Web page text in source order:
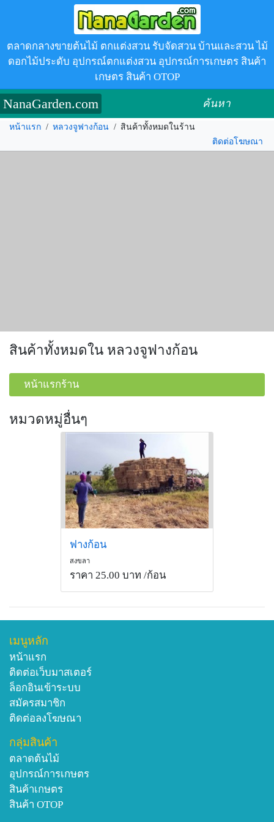
ตลาดกลางขายต้นไม้ ตกแต่งสวน รับจัดสวน บ้านและสวน ไม้
ดอกไม้ประดับ อุปกรณ์ตกแต่งสวน อุปกรณ์การเกษตร สินค้า
เกษตร สินค้า OTOP
NanaGarden.com ค้นหา
หน้าแรก / หลวงจูฟางก้อน / สินค้าทั้งหมดในร้าน
ติดต่อโฆษณา
สินค้าทั้งหมดใน หลวงจูฟางก้อน
หน้าแรกร้าน
หมวดหมู่อื่นๆ
ฟางก้อน
สงขลา
ราคา 25.00 บาท /ก้อน
เมนูหลัก
หน้าแรก
ติดต่อเว็บมาสเตอร์
ล็อกอินเข้าระบบ
สมัครสมาชิก
ติดต่อลงโฆษณา
กลุ่มสินค้า
ตลาดต้นไม้
อุปกรณ์การเกษตร
สินค้าเกษตร
สินค้า OTOP